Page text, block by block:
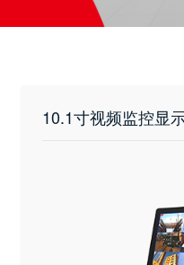
10.1寸视频监控显